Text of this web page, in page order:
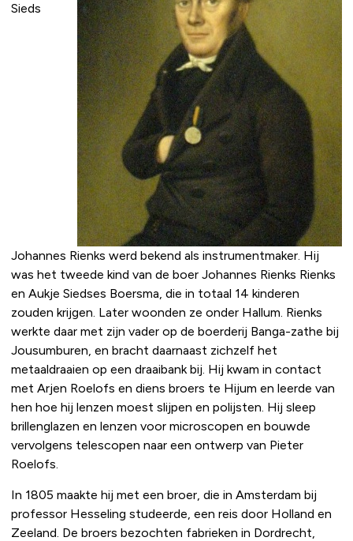
Sieds
Johannes Rienks werd bekend als instrumentmaker. Hij
was het tweede kind van de boer Johannes Rienks Rienks
en Aukje Siedses Boersma, die in totaal 14 kinderen
zouden krijgen. Later woonden ze onder Hallum. Rienks
werkte daar met zijn vader op de boerderij Banga-zathe bij
Jousumburen, en bracht daarnaast zichzelf het
metaaldraaien op een draaibank bij. Hij kwam in contact
met Arjen Roelofs en diens broers te Hijum en leerde van
hen hoe hij lenzen moest slijpen en polijsten. Hij sleep
brillenglazen en lenzen voor microscopen en bouwde
vervolgens telescopen naar een ontwerp van Pieter
Roelofs.
In 1805 maakte hij met een broer, die in Amsterdam bij
professor Hesseling studeerde, een reis door Holland en
Zeeland. De broers bezochten fabrieken in Dordrecht,